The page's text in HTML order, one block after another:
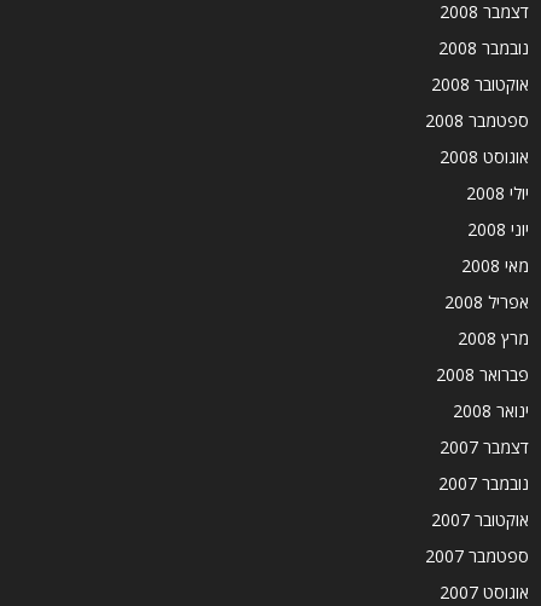
דצמבר 2008
נובמבר 2008
אוקטובר 2008
ספטמבר 2008
אוגוסט 2008
יולי 2008
יוני 2008
מאי 2008
אפריל 2008
מרץ 2008
פברואר 2008
ינואר 2008
דצמבר 2007
נובמבר 2007
אוקטובר 2007
ספטמבר 2007
אוגוסט 2007